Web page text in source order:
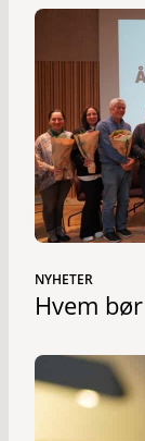
NYHETER
Hvem